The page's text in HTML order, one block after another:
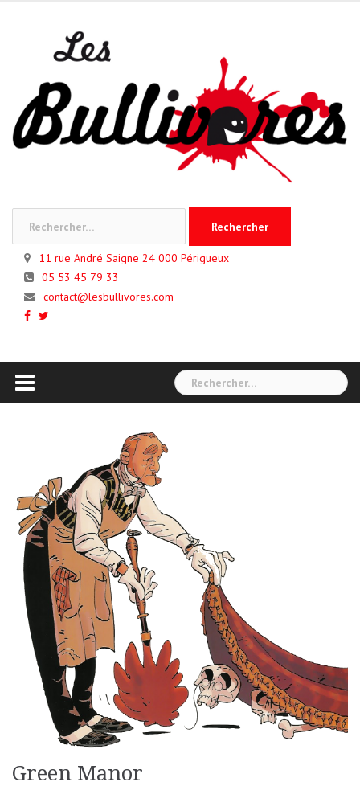
11 rue André Saigne 24 000 Périgueux
05 53 45 79 33
contact@lesbullivores.com
Rechercher :
Green Manor